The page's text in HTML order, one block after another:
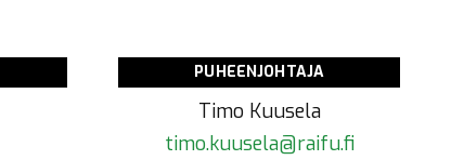
PUHEENJOHTAJA
Timo Kuusela
timo.kuusela@raifu.fi